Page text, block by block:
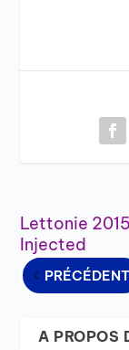
Lettonie
Injected
PRÉCÉDENT
A PROPOS